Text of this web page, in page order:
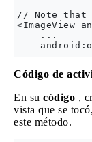
// Note that
<ImageView
    ...
Código de
En su código ,
vista que se
este método.